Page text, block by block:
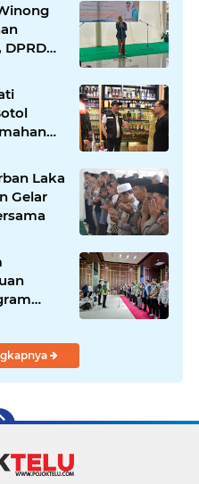
DPRD
Laka
Gelar